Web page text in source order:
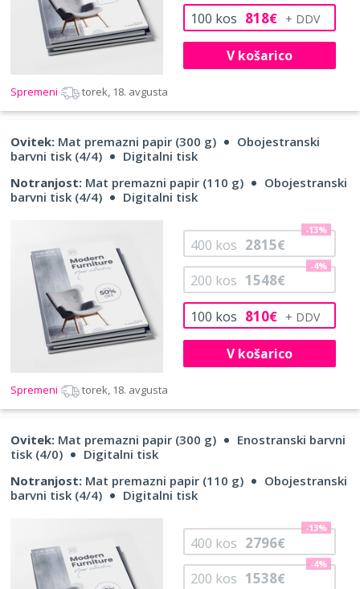
100 kos 818€
V košarico
Spremeni torek, 18. avgusta
Ovitek: Mat premazni papir (300 g)
Obojestranski
barvni tisk (4/4)
Digitalni tisk
Notranjost: Mat premazni papir (110 g)
Obojestranski
barvni tisk (4/4)
Digitalni tisk
100 kos 810€
200 kos 1548€
-4%
400 kos 2815€
-13%
V košarico
Spremeni torek, 18. avgusta
Ovitek: Mat premazni papir (300 g)
Enostranski barvni
tisk (4/0)
Digitalni tisk
Notranjost: Mat premazni papir (110 g)
Obojestranski
barvni tisk (4/4)
Digitalni tisk
200 kos 1538€
-4%
400 kos 2796€
-13%